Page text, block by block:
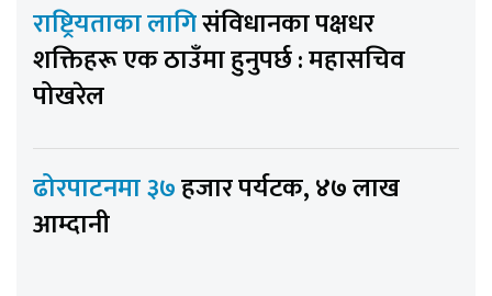
राष्ट्रियताका लागिसंविधानका पक्षधर
शक्तिहरू एक ठाउँमा हुनुपर्छ : महासचिव
पोखरेल
ढोरपाटनमा ३७हजार पर्यटक, ४७ लाख
आम्दानी